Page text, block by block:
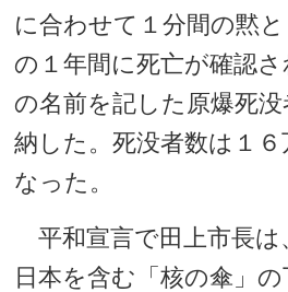
に合わせて１分間の黙
の１年間に死亡が確認
の名前を記した原爆死
納した。死没者数は１６
なった。
平和宣言で田上市長は
日本を含む「核の傘」